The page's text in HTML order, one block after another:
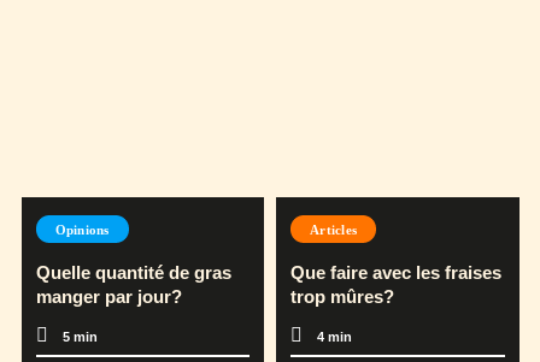
Opinions
Quelle quantité de gras
manger par jour?
5 min
Articles
Que faire avec les fraises
trop mûres?
4 min